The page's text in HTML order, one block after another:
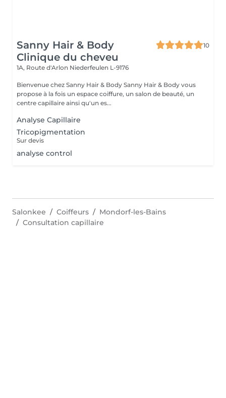
Sanny Hair & Body
Clinique du cheveu
10
1A, Route d'Arlon Niederfeulen L-9176
Bienvenue chez Sanny Hair & Body Sanny Hair & Body vous
propose à la fois un espace coiffure, un salon de beauté, un
centre capillaire ainsi qu'un es...
Analyse Capillaire
Tricopigmentation
Sur devis
analyse control
Salonkee Coiffeurs
Mondorf-les-Bains
Consultation capillaire